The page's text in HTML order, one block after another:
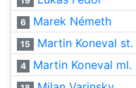
6 Marek Németh
15 Martin Koneval st.
4 Martin Koneval ml.